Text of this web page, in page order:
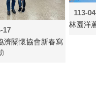
17
濟關懷協會新春寫
113-
林園洋